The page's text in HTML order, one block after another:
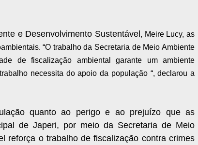
e Desenvolvimento Sustentável , Meire Lucy, as
“O trabalho da Secretaria de Meio Ambiente
de fiscalização ambiental garante um ambiente
necessita do apoio da população “, declarou a
quanto ao perigo e ao prejuízo que as
de Japeri, por meio da Secretaria de Meio
reforça o trabalho de fiscalização contra crimes